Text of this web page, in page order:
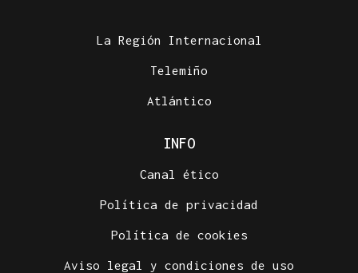
La Región Internacional
Telemiño
Atlántico
INFO
Canal ético
Política de privacidad
Política de cookies
Aviso legal y condiciones de uso